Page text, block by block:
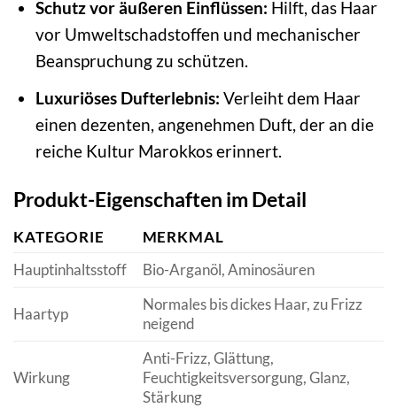
Schutz vor äußeren Einflüssen: Hilft, das Haar
vor Umweltschadstoffen und mechanischer
Beanspruchung zu schützen.
Luxuriöses Dufterlebnis: Verleiht dem Haar
einen dezenten, angenehmen Duft, der an die
reiche Kultur Marokkos erinnert.
Produkt-Eigenschaften im Detail
KATEGORIE
MERKMAL
Hauptinhaltsstoff
Bio-Arganöl, Aminosäuren
Haartyp
Normales bis dickes Haar, zu Frizz
neigend
Wirkung
Anti-Frizz, Glättung,
Feuchtigkeitsversorgung, Glanz,
Stärkung